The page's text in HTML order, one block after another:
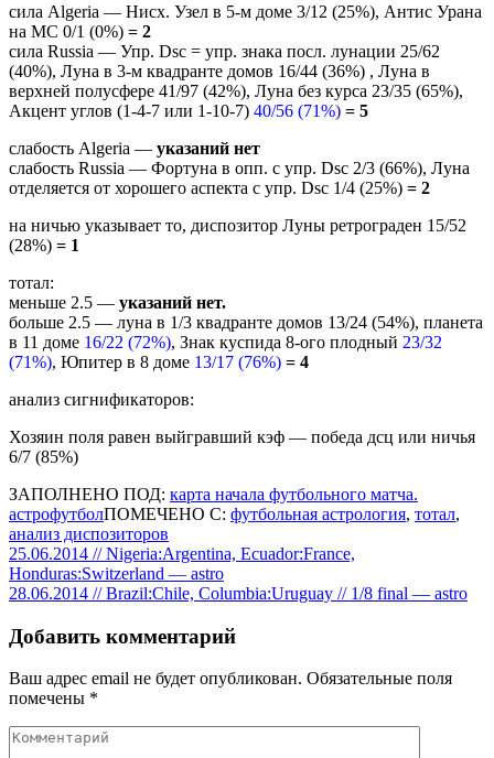
сила Algeria — Нисх. Узел в 5-м доме 3/12 (25%), Антис Урана
на МС 0/1 (0%) = 2
сила Russia — Упр. Dsc = упр. знака посл. лунации 25/62
(40%), Луна в 3-м квадранте домов 16/44 (36%) , Луна в
верхней полусфере 41/97 (42%), Луна без курса 23/35 (65%),
Акцент углов (1-4-7 или 1-10-7) 40/56 (71%) = 5
слабость Algeria — указаний нет
слабость Russia — Фортуна в опп. с упр. Dsc 2/3 (66%), Луна
отделяется от хорошего аспекта с упр. Dsc 1/4 (25%) = 2
на ничью указывает то, диспозитор Луны ретрограден 15/52
(28%) = 1
тотал:
меньше 2.5 — указаний нет.
больше 2.5 — луна в 1/3 квадранте домов 13/24 (54%), планета
в 11 доме 16/22 (72%), Знак куспида 8-ого плодный 23/32
(71%), Юпитер в 8 доме 13/17 (76%) = 4
анализ сигнификаторов:
Хозяин поля равен выйгравший кэф — победа дсц или ничья
6/7 (85%)
ЗАПОЛНЕНО ПОД: карта начала футбольного матча.
астрофутболПОМЕЧЕНО С: футбольная астрология, тотал,
анализ диспозиторов
Навигация
по
25.06.2014 // Nigeria:Argentina, Ecuador:France,
Honduras:Switzerland — astro
28.06.2014 // Brazil:Chile, Columbia:Uruguay // 1/8 final — astro
Добавить комментарий
Ваш адрес email не будет опубликован. Обязательные поля
помечены *
Комментарий